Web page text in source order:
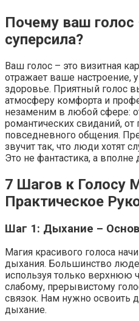
Почему ваш голос
суперсила?
Ваш голос – это визитная
отражает ваше настроение,
здоровье. Приятный голос
атмосферу комфорта и
незаменим в любой сфере:
романтических свиданий,
повседневного общения.
звучит так, что люди хотят
Это не фантастика, а
7 Шагов к Голосу
Практическое
Шаг 1: Дыхание –
Магия красивого голоса
дыхания. Большинство
используя только верхнюю
слабому, прерывистому
связок. Нам нужно освоить
дыхание.